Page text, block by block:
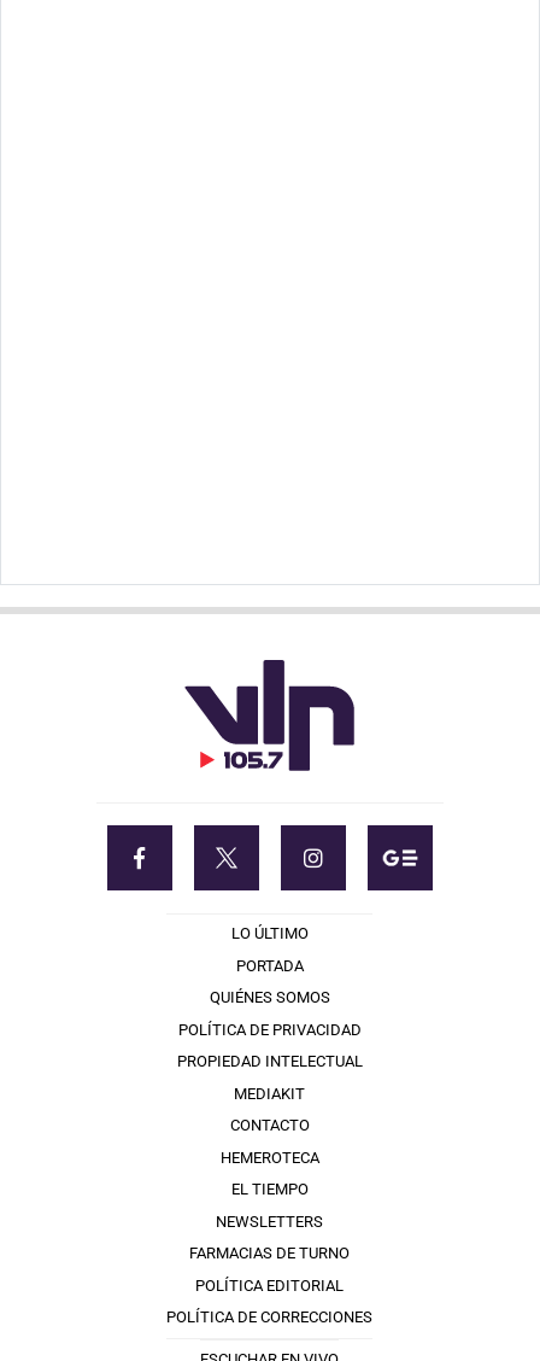
LO ÚLTIMO
PORTADA
QUIÉNES SOMOS
POLÍTICA DE PRIVACIDAD
PROPIEDAD INTELECTUAL
MEDIAKIT
CONTACTO
HEMEROTECA
EL TIEMPO
NEWSLETTERS
FARMACIAS DE TURNO
POLÍTICA EDITORIAL
POLÍTICA DE CORRECCIONES